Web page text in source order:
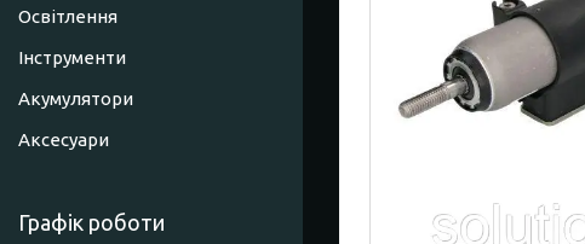
Освітлення
Інструменти
Акумулятори
Аксесуари
Графік роботи